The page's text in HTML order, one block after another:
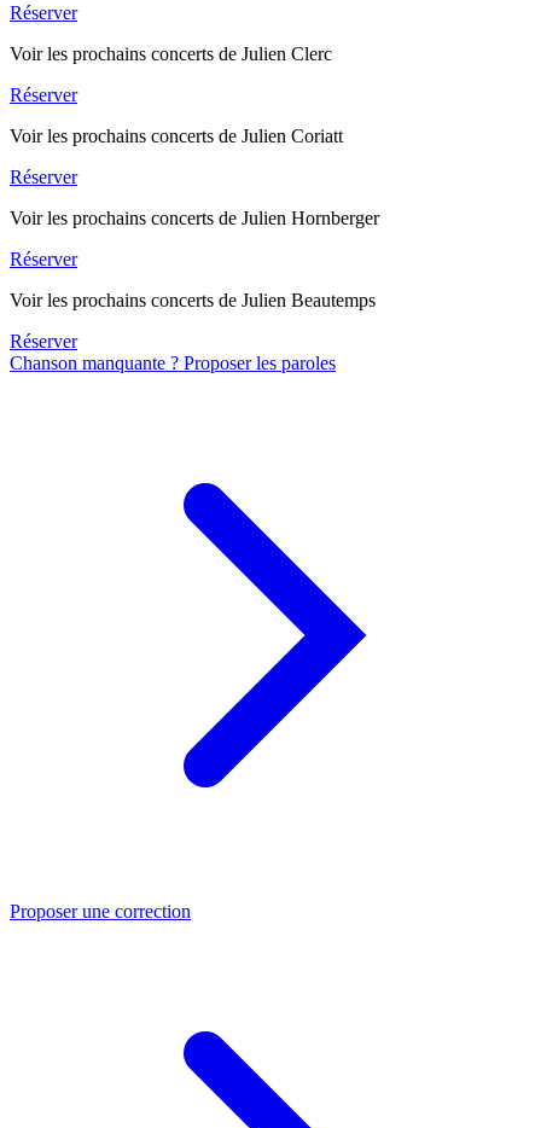
Réserver
Voir les prochains concerts de Julien Clerc
Réserver
Voir les prochains concerts de Julien Coriatt
Réserver
Voir les prochains concerts de Julien Hornberger
Réserver
Voir les prochains concerts de Julien Beautemps
Réserver
Chanson manquante ? Proposer les paroles
Proposer une correction